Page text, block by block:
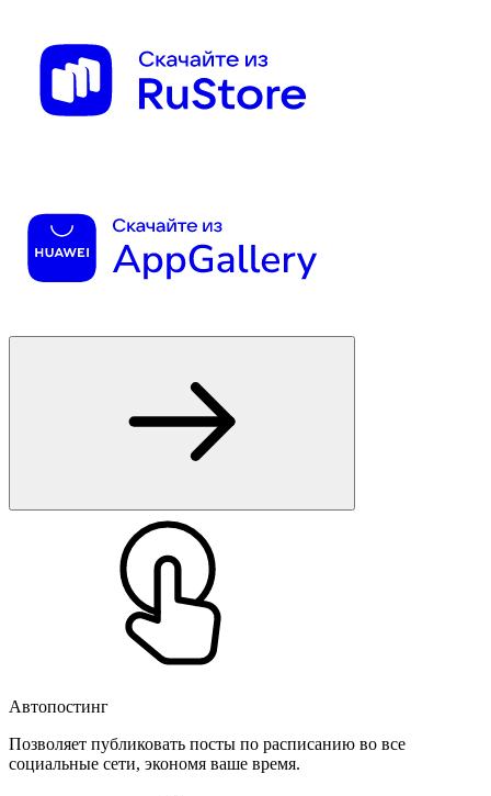
Автопостинг
Позволяет публиковать посты по расписанию во все
социальные сети, экономя ваше время.